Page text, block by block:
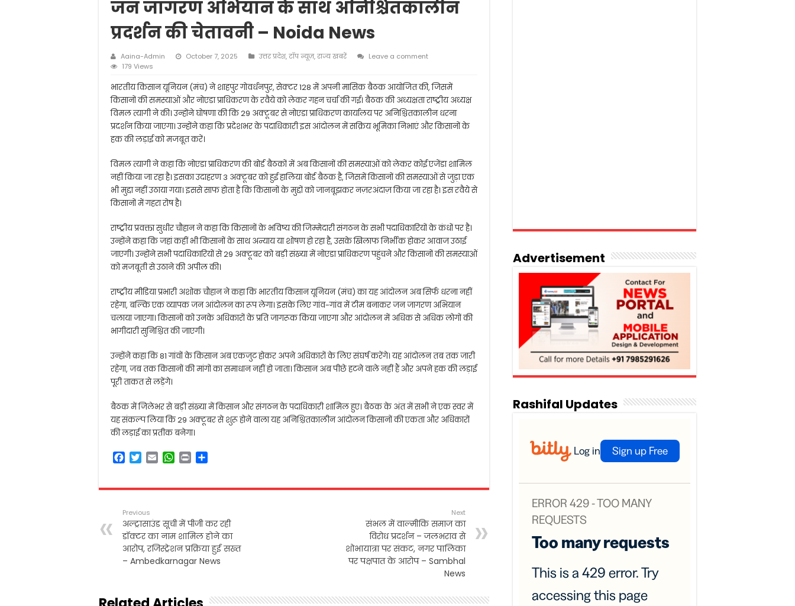
जन जागरण अभियान के साथ अनिश्चितकालीन
प्रदर्शन की चेतावनी – Noida News
Aaina-Admin October 7, 2025 उत्तर प्रदेश,टॉप न्यूज़,राज्य खबरें
Leave a comment
179 Views
भारतीय किसान यूनियन (मंच) ने शाहपुर गोवर्धनपुर, सेक्टर 128 में अपनी मासिक बैठक आयोजित की, जिसमें
किसानों की समस्याओं और नोएडा प्राधिकरण के रवैये को लेकर गहन चर्चा की गई। बैठक की अध्यक्षता राष्ट्रीय अध्यक्ष
विमल त्यागी ने की। उन्होंने घोषणा की कि 29 अक्टूबर से नोएडा प्राधिकरण कार्यालय पर अनिश्चितकालीन धरना
प्रदर्शन किया जाएगा। उन्होंने कहा कि प्रदेशभर के पदाधिकारी इस आंदोलन में सक्रिय भूमिका निभाएं और किसानों के
हक की लड़ाई को मजबूत करें।
विमल त्यागी ने कहा कि नोएडा प्राधिकरण की बोर्ड बैठकों में अब किसानों की समस्याओं को लेकर कोई एजेंडा शामिल
नहीं किया जा रहा है। इसका उदाहरण 3 अक्टूबर को हुई हालिया बोर्ड बैठक है, जिसमें किसानों की समस्याओं से जुड़ा एक
भी मुद्दा नहीं उठाया गया। इससे साफ होता है कि किसानों के मुद्दों को जानबूझकर नज़रअंदाज़ किया जा रहा है। इस रवैये से
किसानों में गहरा रोष है।
राष्ट्रीय प्रवक्ता सुधीर चौहान ने कहा कि किसानों के भविष्य की जिम्मेदारी संगठन के सभी पदाधिकारियों के कंधों पर है।
उन्होंने कहा कि जहां कहीं भी किसानों के साथ अन्याय या शोषण हो रहा है, उसके खिलाफ निर्भीक होकर आवाज उठाई
जाएगी। उन्होंने सभी पदाधिकारियों से 29 अक्टूबर को बड़ी संख्या में नोएडा प्राधिकरण पहुंचने और किसानों की समस्याओं
को मजबूती से उठाने की अपील की।
राष्ट्रीय मीडिया प्रभारी अशोक चौहान ने कहा कि भारतीय किसान यूनियन (मंच) का यह आंदोलन अब सिर्फ धरना नहीं
रहेगा, बल्कि एक व्यापक जन आंदोलन का रूप लेगा। इसके लिए गांव-गांव में टीम बनाकर जन जागरण अभियान
चलाया जाएगा। किसानों को उनके अधिकारों के प्रति जागरूक किया जाएगा और आंदोलन में अधिक से अधिक लोगों की
भागीदारी सुनिश्चित की जाएगी।
उन्होंने कहा कि 81 गांवों के किसान अब एकजुट होकर अपने अधिकारों के लिए संघर्ष करेंगे। यह आंदोलन तब तक जारी
रहेगा, जब तक किसानों की मांगों का समाधान नहीं हो जाता। किसान अब पीछे हटने वाले नहीं हैं और अपने हक की लड़ाई
पूरी ताकत से लड़ेंगे।
बैठक में जिलेभर से बड़ी संख्या में किसान और संगठन के पदाधिकारी शामिल हुए। बैठक के अंत में सभी ने एक स्वर में
यह संकल्प लिया कि 29 अक्टूबर से शुरू होने वाला यह अनिश्चितकालीन आंदोलन किसानों की एकता और अधिकारों
की लड़ाई का प्रतीक बनेगा।
F
e
o
o
k
T
t
e
r
E
i
W
t
A
p
p
P
n
r
Previous
अल्ट्रासाउंड सूची में पीजी कर रही
डॉक्टर का नाम शामिल होने का
आरोप, रजिस्ट्रेशन प्रक्रिया हुई सख्त
– Ambedkarnagar News
Next
संभल में वाल्मीकि समाज का
विरोध प्रदर्शन – जलभराव से
शोभायात्रा पर संकट, नगर पालिका
पर पक्षपात के आरोप – Sambhal
News
Advertisement
Rashifal Updates